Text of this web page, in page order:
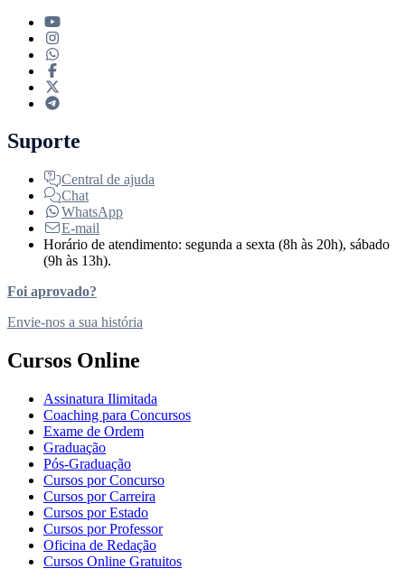
Suporte
Central de ajuda
Chat
WhatsApp
E-mail
Horário de atendimento: segunda a sexta (8h às 20h), sábado
(9h às 13h).
Foi aprovado?
Envie-nos a sua história
Cursos Online
Assinatura Ilimitada
Coaching para Concursos
Exame de Ordem
Graduação
Pós-Graduação
Cursos por Concurso
Cursos por Carreira
Cursos por Estado
Cursos por Professor
Oficina de Redação
Cursos Online Gratuitos